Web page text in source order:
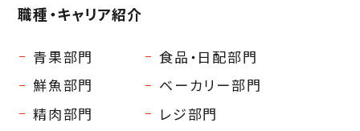
職種・キャリア紹介
青果部門
鮮魚部門
精肉部門
食品・日配部門
ベーカリー部門
レジ部門